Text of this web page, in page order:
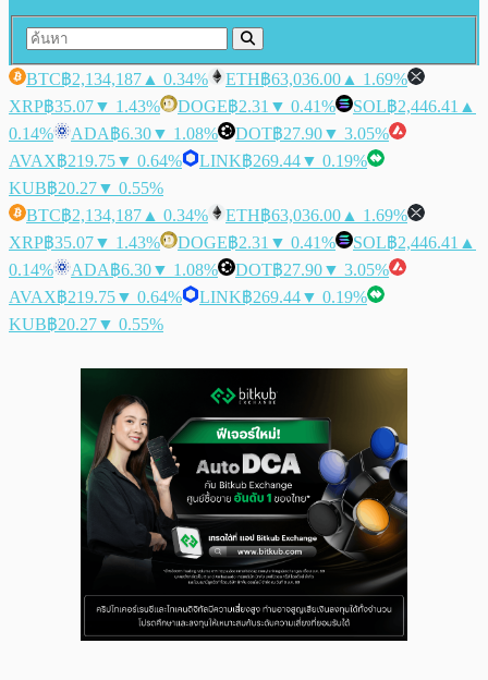
BTC฿2,134,187 ▲ 0.34% ETH฿63,036.00 ▲ 1.69%
XRP฿35.07▼ 1.43% DOGE฿2.31 ▼ 0.41% SOL฿2,446.41 ▲
0.14%
ADA฿6.30▼ 1.08% DOT฿27.90▼ 3.05%
AVAX฿219.75▼ 0.64% LINK฿269.44▼ 0.19%
KUB฿20.27▼ 0.55%
BTC฿2,134,187 ▲ 0.34% ETH฿63,036.00 ▲ 1.69%
XRP฿35.07▼ 1.43% DOGE฿2.31 ▼ 0.41% SOL฿2,446.41 ▲
0.14%
ADA฿6.30▼ 1.08% DOT฿27.90▼ 3.05%
AVAX฿219.75▼ 0.64% LINK฿269.44▼ 0.19%
KUB฿20.27▼ 0.55%